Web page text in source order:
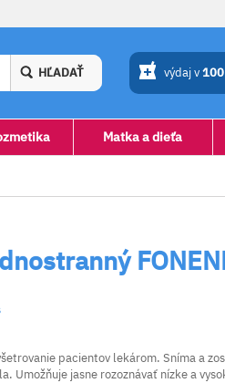
HĽADAŤ výdaj v100
Matka a dieťa
pacientov lekárom. Sníma a
Umožňuje jasne rozoznávať nízke a